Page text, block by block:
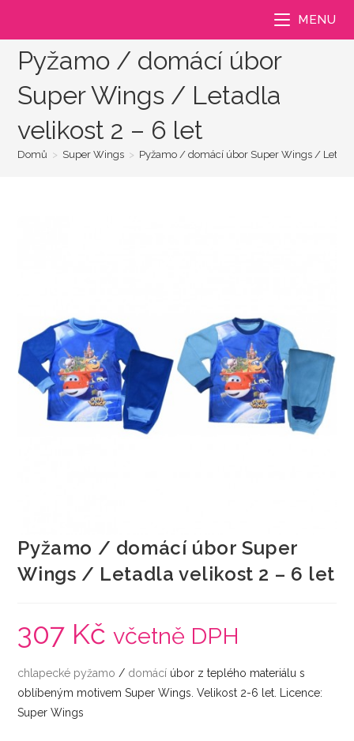
MENU
Pyžamo / domácí úbor
Super Wings / Letadla
velikost 2 – 6 let
Domů > Super Wings > Pyžamo / domácí úbor Super Wings /
Pyžamo / domácí úbor Super
Wings / Letadla velikost 2 – 6 let
307 Kč včetně DPH
chlapecké pyžamo / domácí úbor z teplého materiálu s
oblíbeným motivem Super Wings. Velikost 2-6 let. Licence:
Super Wings